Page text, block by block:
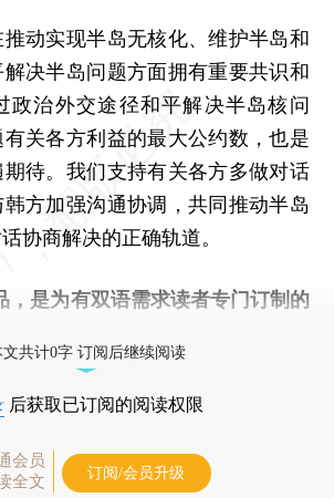
实现半岛无核化、维护半岛和
决半岛问题方面拥有重要共识和
政治外交途径和平解决半岛核问
关各方利益的最大公约数，也是
待。我们支持有关各方多做对话
方加强沟通协调，共同推动半岛
协商解决的正确轨道。
，是为有双语需求读者专门订制的
文共计0字 订阅后继续阅读
后获取已订阅的阅读权限
会员
全文
订阅/会员升级